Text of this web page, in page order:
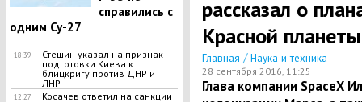
справились с
одним Су-27
18:39
Стешин указал на признак
подготовки Киева к
блицкригу против ДНР и
ЛНР
12:27
​Косачев ответил на санкции
рассказал о
Красной планеты
Главная / Наука и техника
28 сентября 2016, 11:25
​Глава компании SpaceX